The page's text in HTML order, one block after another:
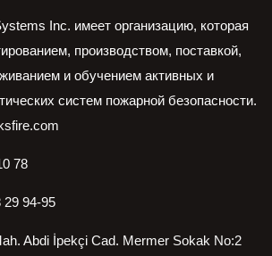
Inc. имеет организацию, которая
производством, поставкой,
и обучением активных и
систем пожарной безопасности.
78
29 94-95
Abdi İpekçi Cad. Mermer Sokak No:2